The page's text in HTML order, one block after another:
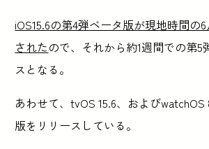
iOS15.6の第4弾ベータ版が現地時間の
されたので、それから約1週間での第5
スとなる。
あわせて、tvOS 15.6、およびwatchOS
版をリリースしている。